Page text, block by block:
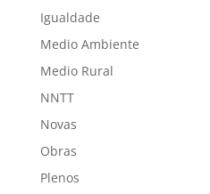
Igualdade
Medio Ambiente
Medio Rural
NNTT
Novas
Obras
Plenos